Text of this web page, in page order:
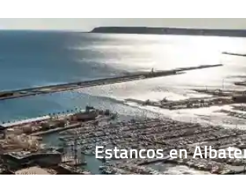
ESTANCO MÁS CERCANO
CONTACTO
Estancos en